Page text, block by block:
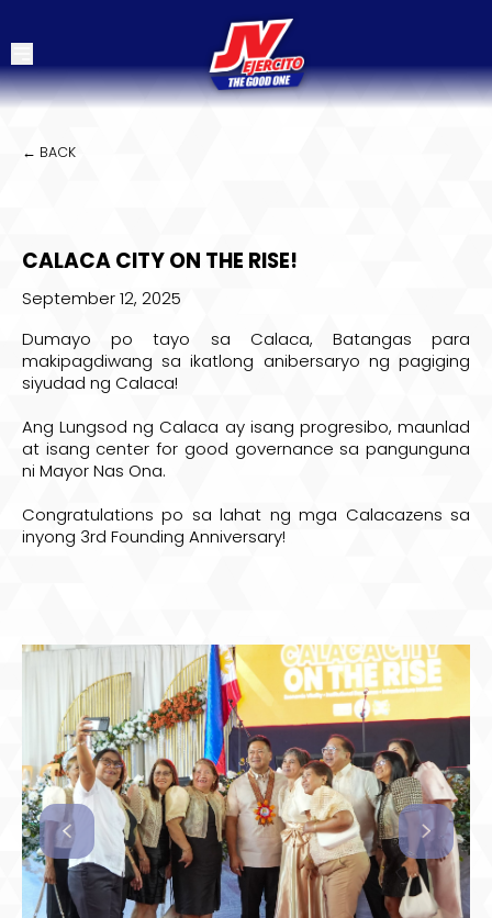
← BACK
CALACA CITY ON THE RISE!
September 12, 2025
Dumayo po tayo sa Calaca, Batangas para
makipagdiwang sa ikatlong anibersaryo ng pagiging
siyudad ng Calaca!
Ang Lungsod ng Calaca ay isang progresibo, maunlad
at isang center for good governance sa pangunguna
ni Mayor Nas Ona.
Congratulations po sa lahat ng mga Calacazens sa
inyong 3rd Founding Anniversary!